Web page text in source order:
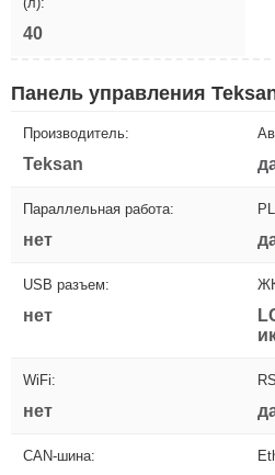
40
Панель управления
Производитель:
Teksan
Параллельная работа:
нет
USB разъем:
нет
WiFi:
нет
CAN-шина: